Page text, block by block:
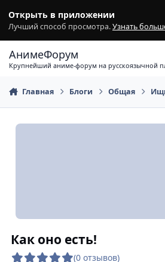
Открыть в приложении
Лучший способ просмотра.Узнать
АнимеФорум
Крупнейший аниме-форум на русскоязычной
Главная Блоги Общая
Как оно есть!
(0 отзывов)